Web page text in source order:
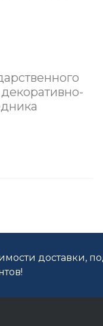
доставки,